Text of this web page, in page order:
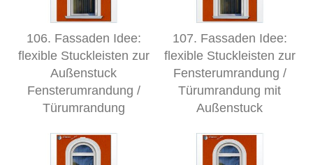
106. Fassaden Idee:
flexible Stuckleisten zur
Außenstuck
Fensterumrandung /
Türumrandung
107. Fassaden Idee:
flexible Stuckleisten zur
Fensterumrandung /
Türumrandung mit
Außenstuck